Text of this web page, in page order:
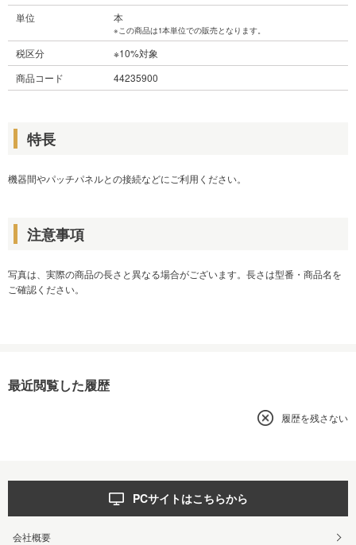
単位
本
※この商品は1本単位での販売となります。
税区分
※10%対象
商品コード
44235900
特長
機器間やパッチパネルとの接続などにご利用ください。
注意事項
写真は、実際の商品の長さと異なる場合がございます。長さは型番・商品名を
ご確認ください。
最近閲覧した履歴
履歴を残さない
PCサイトはこちらから
会社概要